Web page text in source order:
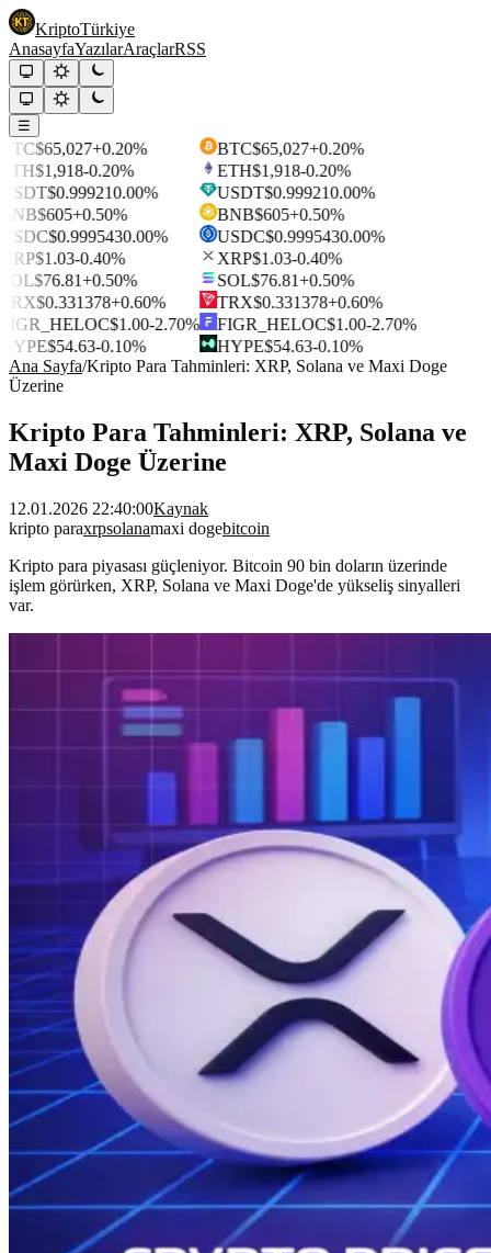
KriptoTürkiye
AnasayfaYazılarAraçlarRSS
☰
$65,027+0.20%
$1,918-0.20%
$0.999210.00%
$605+0.50%
$0.9995430.00%
$1.03-0.40%
$76.81+0.50%
$0.331378+0.60%
$1.00-2.70%
$54.63-0.10%
BTC$65,027+0.20%
ETH$1,918-0.20%
USDT$0.999210.00%
BNB$605+0.50%
USDC$0.9995430.00%
XRP$1.03-0.40%
SOL$76.81+0.50%
TRX$0.331378+0.60%
FIGR_HELOC$1.00-2.70%
HYPE$54.63-0.10%
Ana Sayfa/Kripto Para Tahminleri: XRP, Solana ve Maxi Doge
Üzerine
Kripto Para Tahminleri: XRP, Solana ve
Maxi Doge Üzerine
12.01.2026 22:40:00Kaynak
kripto paraxrpsolanamaxi dogebitcoin
Kripto para piyasası güçleniyor. Bitcoin 90 bin doların üzerinde
işlem görürken, XRP, Solana ve Maxi Doge'de yükseliş sinyalleri
var.